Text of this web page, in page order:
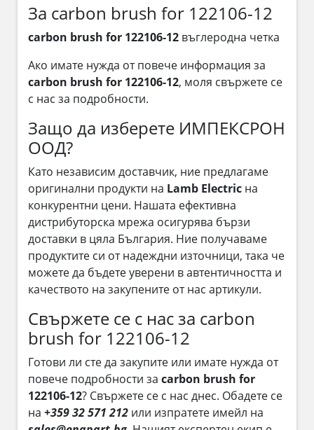
За carbon brush for 122106-12
carbon brush for 122106-12 въглеродна четка
Ако имате нужда от повече информация за
carbon brush for 122106-12, моля свържете се
с нас за подробности.
Защо да изберете ИМПЕКСРОН
ООД?
Като независим доставчик, ние предлагаме
оригинални продукти на Lamb Electric на
конкурентни цени. Нашата ефективна
дистрибуторска мрежа осигурява бързи
доставки в цяла България. Ние получаваме
продуктите си от надеждни източници, така че
можете да бъдете уверени в автентичността и
качеството на закупените от нас артикули.
Свържете се с нас за carbon
brush for 122106-12
Готови ли сте да закупите или имате нужда от
повече подробности за carbon brush for
122106-12? Свържете се с нас днес. Обадете се
на +359 32 571 212 или изпратете имейл на